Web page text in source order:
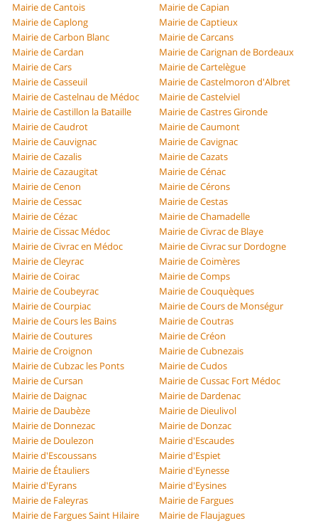
Mairie de Cantois
Mairie de Capian
Mairie de Caplong
Mairie de Captieux
Mairie de Carbon Blanc
Mairie de Carcans
Mairie de Cardan
Mairie de Carignan de Bordeaux
Mairie de Cars
Mairie de Cartelègue
Mairie de Casseuil
Mairie de Castelmoron d'Albret
Mairie de Castelnau de Médoc
Mairie de Castelviel
Mairie de Castillon la Bataille
Mairie de Castres Gironde
Mairie de Caudrot
Mairie de Caumont
Mairie de Cauvignac
Mairie de Cavignac
Mairie de Cazalis
Mairie de Cazats
Mairie de Cazaugitat
Mairie de Cénac
Mairie de Cenon
Mairie de Cérons
Mairie de Cessac
Mairie de Cestas
Mairie de Cézac
Mairie de Chamadelle
Mairie de Cissac Médoc
Mairie de Civrac de Blaye
Mairie de Civrac en Médoc
Mairie de Civrac sur Dordogne
Mairie de Cleyrac
Mairie de Coimères
Mairie de Coirac
Mairie de Comps
Mairie de Coubeyrac
Mairie de Couquèques
Mairie de Courpiac
Mairie de Cours de Monségur
Mairie de Cours les Bains
Mairie de Coutras
Mairie de Coutures
Mairie de Créon
Mairie de Croignon
Mairie de Cubnezais
Mairie de Cubzac les Ponts
Mairie de Cudos
Mairie de Cursan
Mairie de Cussac Fort Médoc
Mairie de Daignac
Mairie de Dardenac
Mairie de Daubèze
Mairie de Dieulivol
Mairie de Donnezac
Mairie de Donzac
Mairie de Doulezon
Mairie d'Escaudes
Mairie d'Escoussans
Mairie d'Espiet
Mairie de Étauliers
Mairie d'Eynesse
Mairie d'Eyrans
Mairie d'Eysines
Mairie de Faleyras
Mairie de Fargues
Mairie de Fargues Saint Hilaire
Mairie de Flaujagues